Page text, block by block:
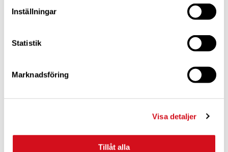
Inställningar
Statistik
Marknadsföring
Visa detaljer
Tillåt alla
Logga in med hjälp av formuläret och följ anvisningarna.